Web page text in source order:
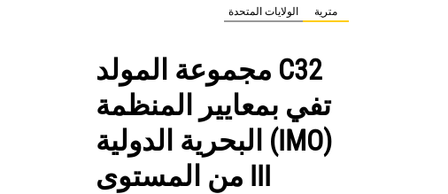
الولايات المتحدة مترية
مجموعة المولد C32
تفي بمعايير المنظمة
البحرية الدولية (IMO)
من المستوى III